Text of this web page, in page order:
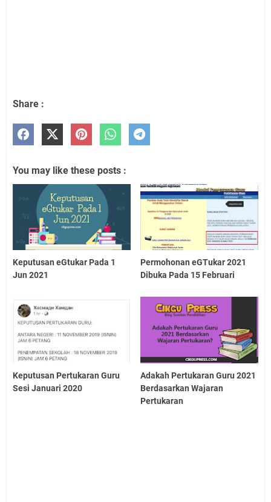
Share :
You may like these posts :
Keputusan eGtukar Pada 1
Jun 2021
Permohonan eGTukar 2021
Dibuka Pada 15 Februari
Keputusan Pertukaran Guru
Sesi Januari 2020
Adakah Pertukaran Guru 2021
Berdasarkan Wajaran
Pertukaran